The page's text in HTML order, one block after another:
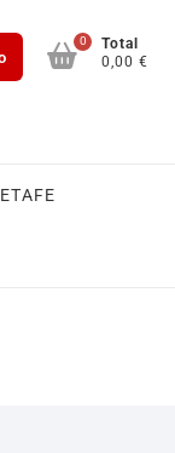
0
Total
0,00 €